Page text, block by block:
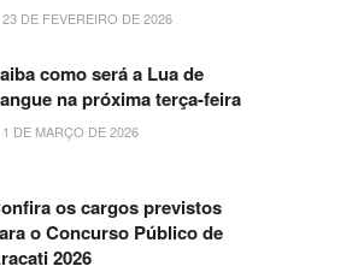
23 DE FEVEREIRO DE 2026
como será a Lua de
na próxima terça-feira
1 DE MARÇO DE 2026
os cargos previstos
o Concurso Público de
2026